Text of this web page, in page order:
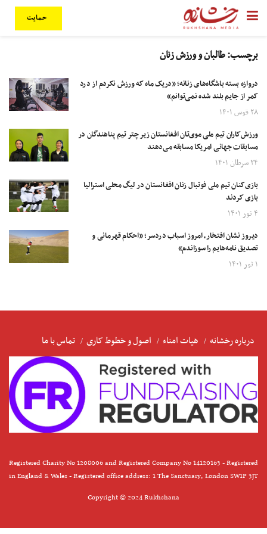
حمایت
برچسب:طالبان و ورزش زنان
دروازه‌ بسته باشگاه‌های زنانه؛ «دریک ماه که ورزش نکردم از درد
کمر از جایم بلند شده نمی‌توانم»
۲۸ قوس ۱۴۰۱
ورزش‌کاران تیم‌ ملی موی‌تان افغانستان زیر چتر تیم پناهندگان در
مسابقات جهانی امریکا مسابقه می‌دهند
۲۴ سرطان ۱۴۰۱
بازی‌کنان تیم ملی فوتبال زنان افغانستان در لیگ محلی استرالیا
بازی کردند
۴ ثور ۱۴۰۱
دیروز نشان افتخار، امروز اسباب دردسر؛ «احکام قهرمانی و
تصدیق نامه‌هایم را سوزاندم»
۱ ثور ۱۴۰۱
درباره رخشانه هیات امناء اصول و خطوط کاری تماس با ما
Registered Charity No 1208006 and Registered Company No 14120163 - Registered
in England & Wales - Registered office address: 1 The Sanctuary, London SW1P 3JT
Copyright © 2024 Rukhshana